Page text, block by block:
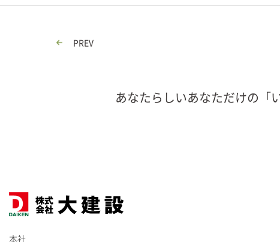
PREV
あなたらしいあなただけの「
本社